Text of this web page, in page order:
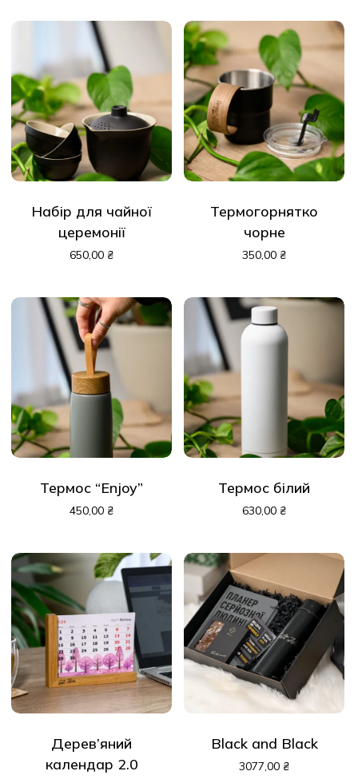
Набір для чайної
церемонії
650,00 ₴
Термогорнятко
чорне
350,00 ₴
Термос “Enjoy”
450,00 ₴
Термос білий
630,00 ₴
Дерев’яний
календар 2.0
Black and Black
3077,00 ₴